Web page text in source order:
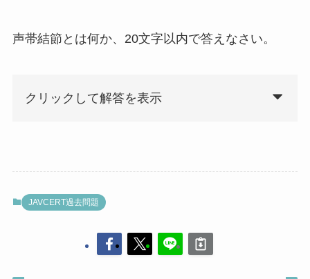
声帯結節とは何か、20文字以内で答えなさい。
クリックして解答を表示
JAVCERT過去問題